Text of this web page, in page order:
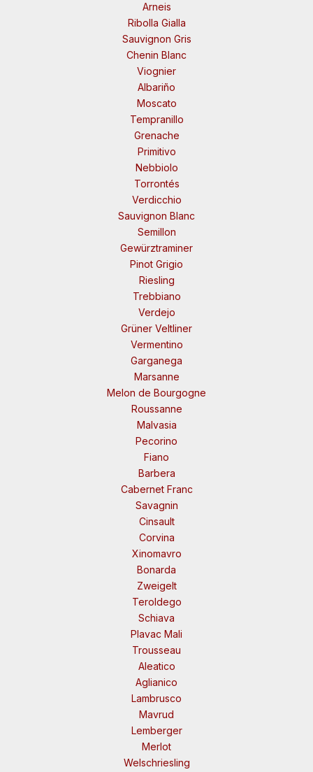
Arneis
Ribolla Gialla
Sauvignon Gris
Chenin Blanc
Viognier
Albariño
Moscato
Tempranillo
Grenache
Primitivo
Nebbiolo
Torrontés
Verdicchio
Sauvignon Blanc
Semillon
Gewürztraminer
Pinot Grigio
Riesling
Trebbiano
Verdejo
Grüner Veltliner
Vermentino
Garganega
Marsanne
Melon de Bourgogne
Roussanne
Malvasia
Pecorino
Fiano
Barbera
Cabernet Franc
Savagnin
Cinsault
Corvina
Xinomavro
Bonarda
Zweigelt
Teroldego
Schiava
Plavac Mali
Trousseau
Aleatico
Aglianico
Lambrusco
Mavrud
Lemberger
Merlot
Welschriesling